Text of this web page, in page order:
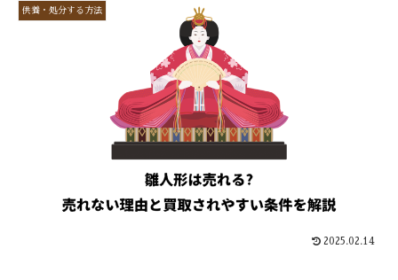
供養・処分する方法
2025.02.14